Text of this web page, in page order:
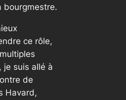
bourgmestre.
ce rôle,
je suis allé à
de
Havard,